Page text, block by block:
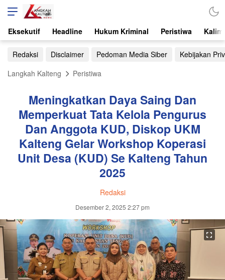
Eksekutif Headline Hukum Kriminal Peristiwa
Redaksi Disclaimer Pedoman Media Siber
Kebijakan
Langkah Kalteng
Peristiwa
Meningkatkan Daya Saing Dan
Memperkuat Tata Kelola Pengurus
Dan Anggota KUD, Diskop UKM
Kalteng Gelar Workshop Koperasi
Unit Desa (KUD) Se Kalteng Tahun
2025
Redaksi
Desember 2, 2025 2:27 pm